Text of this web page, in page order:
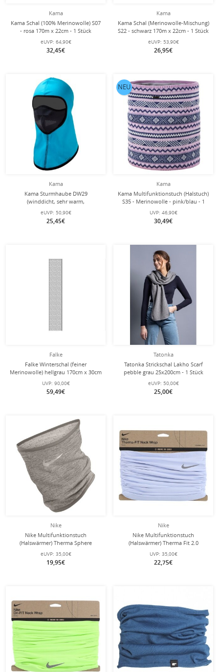
Kama
Kama Schal (100% Merinowolle) S07
- rosa 170m x 22cm - 1 Stück
eUVP: 64,90€
32,45€
Kama
Kama Schal (Merinowolle-Mischung)
S22 - schwarz 170m x 22cm - 1 Stück
eUVP: 53,90€
26,95€
Kama
Kama Sturmhaube DW29
(winddicht, sehr warm,
atmungsaktiv) - türkisblau - 1 Stück
eUVP: 50,90€
25,45€
Kama
Kama Multifunktionstuch (Halstuch)
S35 - Merinowolle - pink/blau - 1
Stück
UVP: 46,90€
30,49€
NEU
Falke
Falke Winterschal (feiner
Merinowolle) hellgrau 170cm x 30cm
- 1 Stück
UVP: 90,00€
59,49€
Tatonka
Tatonka Strickschal Lakho Scarf
pebble grau 25x200cm - 1 Stück
eUVP: 50,00€
25,00€
Nike
Nike Multifunktionstuch
(Halswärmer) Therma Sphere
Neckwarmer 4.0 grau - 1 Stück
eUVP: 35,00€
19,95€
Nike
Nike Multifunktionstuch
(Halswärmer) Therma Fit 2.0
Neckwarmer 2022 hellblau/silber - 1
Stück
UVP: 35,00€
22,75€